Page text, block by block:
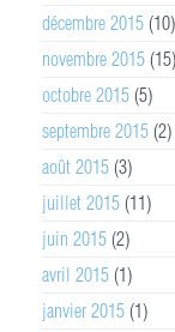
décembre 2015 (10)
novembre 2015 (15)
octobre 2015 (5)
septembre 2015 (2)
août 2015 (3)
juillet 2015 (11)
juin 2015 (2)
avril 2015 (1)
janvier 2015 (1)